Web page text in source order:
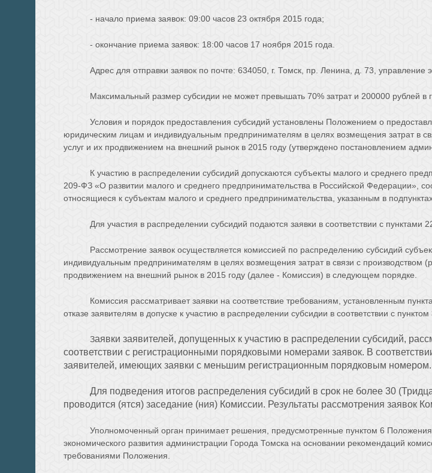
- начало приема заявок: 09:00 часов 23 октября 2015 года;
- окончание приема заявок: 18:00 часов 17 ноября 2015 года.
Адрес для отправки заявок по почте: 634050, г. Томск, пр. Ленина, д. 73, управление
Максимальный размер субсидии не может превышать 70% затрат и 200000 рублей в
Условия и порядок предоставления субсидий установлены Положением о
юридическим лицам и индивидуальным предпринимателям в целях возмещения затрат в
услуг и их продвижением на внешний рынок в 2015 году (утверждено постановлением
К участию в распределении субсидий допускаются субъекты малого и среднего
209-ФЗ «О развитии малого и среднего предпринимательства в Российской Федерации»,
относящиеся к субъектам малого и среднего предпринимательства, указанным в
Для участия в распределении субсидий подаются заявки в соответствии с пунктами
Рассмотрение заявок осуществляется комиссией по распределению субсидий
индивидуальным предпринимателям в целях возмещения затрат в связи с производством
продвижением на внешний рынок в 2015 году (далее - Комиссия) в следующем порядке.
Комиссия рассматривает заявки на соответствие требованиям, установленным
отказе заявителям в допуске к участию в распределении субсидии в соответствии с
Заявки заявителей, допущенных к участию в распределении субсидий,
соответствии с регистрационными порядковыми номерами заявок. В
заявителей, имеющих заявки с меньшим регистрационным порядковым номером.
Для подведения итогов распределения субсидий в срок не более 30
проводится (ятся) заседание (ния) Комиссии. Результаты рассмотрения заявок
Уполномоченный орган принимает решения, предусмотренные пунктом 6
экономического развития администрации Города Томска на основании рекомендаций
требованиями Положения.